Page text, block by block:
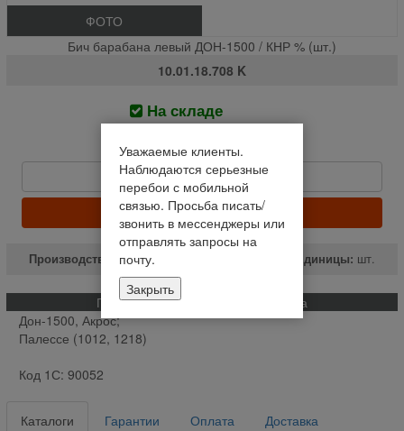
ФОТО
Бич барабана левый ДОН-1500 / КНР % (шт.)
10.01.18.708 K
На складе
1 900 руб
Быстрый заказ
КУПИТЬ
Производство: РФ Единицы: шт.
Применяемость и описание товара
Дон-1500, Акрос;
Палессе (1012, 1218)
Код 1С: 90052
Каталоги Гарантии Оплата Доставка
Уважаемые клиенты.
Наблюдаются серьезные
перебои с мобильной
связью. Просьба писать/
звонить в мессенджеры или
отправлять запросы на
почту.
Закрыть